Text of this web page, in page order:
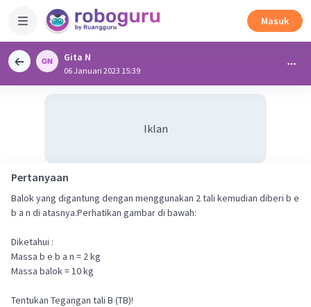
Masuk
Gita N
06 Januari 2023 15:39
Iklan
Pertanyaan
Balok yang digantung dengan menggunakan 2 tali kemudian diberi b e
b a n di atasnya.Perhatikan gambar di bawah:
Diketahui :
Massa b e b a n = 2 kg
Massa balok = 10 kg
Tentukan Tegangan tali B (TB)!